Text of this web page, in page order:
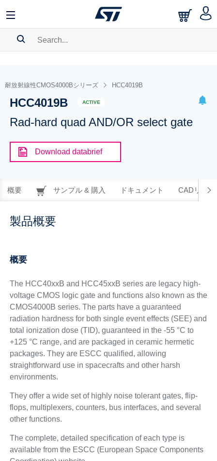
BOOKMARK
Pleaselog into show your saved searches.
耐放射線性CMOS4000Bシリーズ HCC4019B
HCC4019B ACTIVE
Rad-hard quad AND/OR select gate
Download databrief
概要 サンプル & 購入 ドキュメント CADリソー
製品概要
概要
The HCC40xxB and HCC45xxB series are legacy high-
voltage CMOS logic gate and functions also known as the
CMOS4000B series. The parts have a guaranteed
radiation hardness for both single event effects (SEE) and
total ionization dose (TID), guaranteed in the -55 °C to
+125 °C range, and are packaged in ceramic hermetic
packages. They are ESCC qualified, allowing
straightforward use in spacecrafts and other harsh
environments.
They offer a wide set of highly noise tolerant gates, flip-
flops, multiplexers, counters, bus interfaces, and several
other functions.
The complete, detailed specification of each type is
available from the ESCC (European Space Components